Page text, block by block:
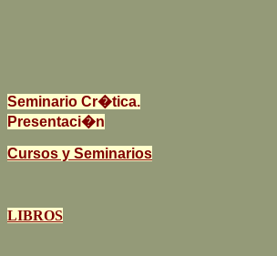
Seminario Cr�tica.
Presentaci�n
Cursos y Seminarios
LIBROS